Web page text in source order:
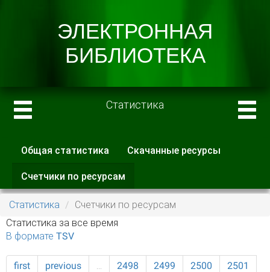
Статистика
Главные вкладки
Общая статистика Скачанные ресурсы
Счетчики по ресурсам
вкладка)
Статистика
Счетчики по ресурсам
Статистика за все время
В формате TSV
first previous … 2498 2499 2500
2501